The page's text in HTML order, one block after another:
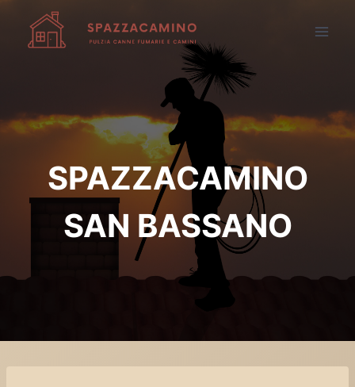
contenuto
SPAZZACAMINO
SAN BASSANO